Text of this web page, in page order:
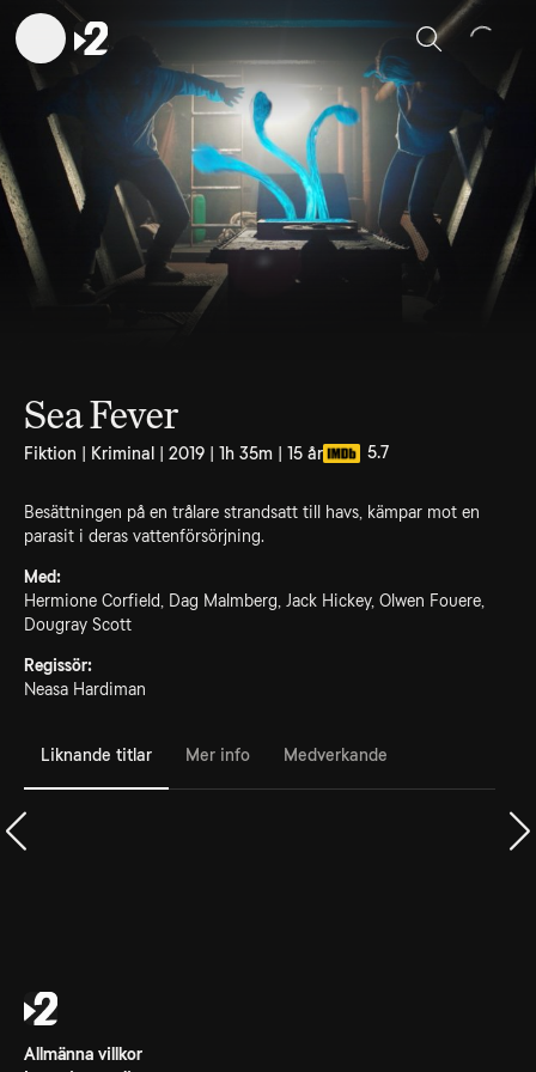
Sök
Sea Fever
Fiktion | Kriminal | 2019 | 1h 35m | 15 år 5.7
Besättningen på en trålare strandsatt till havs, kämpar mot en
parasit i deras vattenförsörjning.
Med:
Hermione Corfield, Dag Malmberg, Jack Hickey, Olwen Fouere,
Dougray Scott
Regissör:
Neasa Hardiman
Liknande titlar Mer info Medverkande
Allmänna villkor